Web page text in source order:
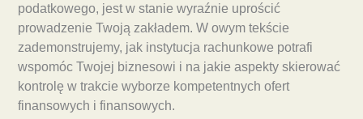
podatkowego, jest w stanie wyraźnie uprościć
prowadzenie Twoją zakładem. W owym tekście
zademonstrujemy, jak instytucja rachunkowe potrafi
wspomóc Twojej biznesowi i na jakie aspekty skierować
kontrolę w trakcie wyborze kompetentnych ofert
finansowych i finansowych.